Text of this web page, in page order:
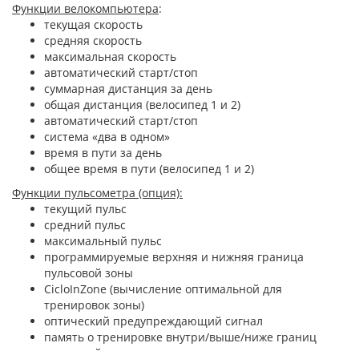
Функции велокомпьютера:
текущая скорость
средняя скорость
максимальная скорость
автоматический старт/стоп
суммарная дистанция за день
общая дистанция (велосипед 1 и 2)
автоматический старт/стоп
система «два в одном»
время в пути за день
общее время в пути (велосипед 1 и 2)
Функции пульсометра (опция):
текущий пульс
средний пульс
максимальный пульс
программируемые верхняя и нижняя граница
пульсовой зоны
CicloInZone (вычисление оптимальной для
тренировок зоны)
оптический предупреждающий сигнал
память о тренировке внутри/выше/ниже границ